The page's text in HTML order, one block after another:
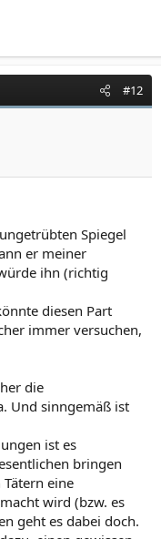
#12
Spiegel
er meiner
ihn (richtig
diesen Part
immer versuchen,
die
Und sinngemäß ist
ist es
bringen
eine
wird (bzw. es
geht es dabei doch.